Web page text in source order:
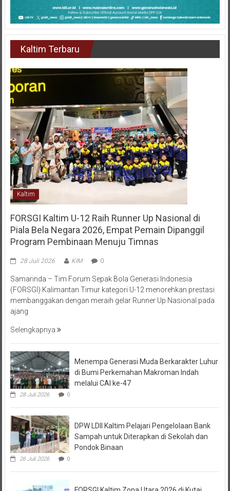
Kaltim Terbaru
Kaltim
FORSGI Kaltim U-12 Raih Runner Up Nasional di
Piala Bela Negara 2026, Empat Pemain Dipanggil
Program Pembinaan Menuju Timnas
(FORSGI) Kalimantan Timur kategori U-12 menorehkan prestasi
membanggakan dengan meraih gelar Runner Up Nasional pada
ajang
di Bumi Perkemahan Makroman Indah
melalui CAI ke-47
28 Juli 2026 0
Sampah untuk Diterapkan di Sekolah dan
Pondok Binaan
26 Juli 2026 0